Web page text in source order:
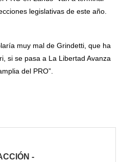
legislativas de este año.
muy mal de Grindetti, que ha
si se pasa a La Libertad Avanza
del PRO”.
-